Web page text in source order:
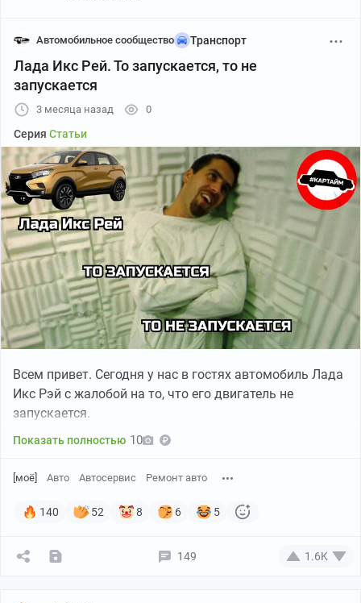
Автомобильное сообщество Транспорт
Лада Икс Рей. То запускается, то не
запускается
3 месяца назад 0
Серия Статьи
Всем привет. Сегодня у нас в гостях автомобиль Лада
Икс Рэй с жалобой на то, что его двигатель не
запускается.
Показать полностью 10
[моё] Авто Автосервис Ремонт авто
140 52 8 6 5
149 1.6K